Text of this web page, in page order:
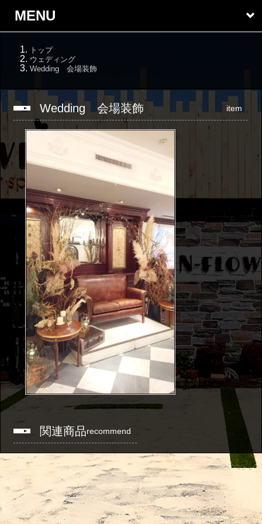
MENU
トップ
ウェディング
Wedding 会場装飾
Wedding 会場装飾 item
関連商品recommend